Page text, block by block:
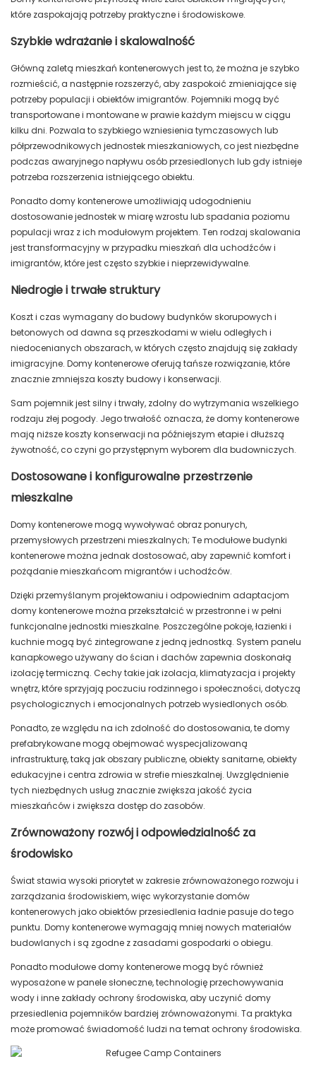
które zaspokajają potrzeby praktyczne i środowiskowe.
Szybkie wdrażanie i skalowalność
Główną zaletą mieszkań kontenerowych jest to, że można je szybko
rozmieścić, a następnie rozszerzyć, aby zaspokoić zmieniające się
potrzeby populacji i obiektów imigrantów. Pojemniki mogą być
transportowane i montowane w prawie każdym miejscu w ciągu
kilku dni. Pozwala to szybkiego wzniesienia tymczasowych lub
półprzewodnikowych jednostek mieszkaniowych, co jest niezbędne
podczas awaryjnego napływu osób przesiedlonych lub gdy istnieje
potrzeba rozszerzenia istniejącego obiektu.
Ponadto domy kontenerowe umożliwiają udogodnieniu
dostosowanie jednostek w miarę wzrostu lub spadania poziomu
populacji wraz z ich modułowym projektem. Ten rodzaj skalowania
jest transformacyjny w przypadku mieszkań dla uchodźców i
imigrantów, które jest często szybkie i nieprzewidywalne.
Niedrogie i trwałe struktury
Koszt i czas wymagany do budowy budynków skorupowych i
betonowych od dawna są przeszkodami w wielu odległych i
niedocenianych obszarach, w których często znajdują się zakłady
imigracyjne. Domy kontenerowe oferują tańsze rozwiązanie, które
znacznie zmniejsza koszty budowy i konserwacji.
Sam pojemnik jest silny i trwały, zdolny do wytrzymania wszelkiego
rodzaju złej pogody. Jego trwałość oznacza, że ​​domy kontenerowe
mają niższe koszty konserwacji na późniejszym etapie i dłuższą
żywotność, co czyni go przystępnym wyborem dla budowniczych.
Dostosowane i konfigurowalne przestrzenie
mieszkalne
Domy kontenerowe mogą wywoływać obraz ponurych,
przemysłowych przestrzeni mieszkalnych; Te modułowe budynki
kontenerowe można jednak dostosować, aby zapewnić komfort i
pożądanie mieszkańcom migrantów i uchodźców.
Dzięki przemyślanym projektowaniu i odpowiednim adaptacjom
domy kontenerowe można przekształcić w przestronne i w pełni
funkcjonalne jednostki mieszkalne. Poszczególne pokoje, łazienki i
kuchnie mogą być zintegrowane z jedną jednostką. System panelu
kanapkowego używany do ścian i dachów zapewnia doskonałą
izolację termiczną. Cechy takie jak izolacja, klimatyzacja i projekty
wnętrz, które sprzyjają poczuciu rodzinnego i społeczności, dotyczą
psychologicznych i emocjonalnych potrzeb wysiedlonych osób.
Ponadto, ze względu na ich zdolność do dostosowania, te domy
prefabrykowane mogą obejmować wyspecjalizowaną
infrastrukturę, taką jak obszary publiczne, obiekty sanitarne, obiekty
edukacyjne i centra zdrowia w strefie mieszkalnej. Uwzględnienie
tych niezbędnych usług znacznie zwiększa jakość życia
mieszkańców i zwiększa dostęp do zasobów.
Zrównoważony rozwój i odpowiedzialność za
środowisko
Świat stawia wysoki priorytet w zakresie zrównoważonego rozwoju i
zarządzania środowiskiem, więc wykorzystanie domów
kontenerowych jako obiektów przesiedlenia ładnie pasuje do tego
punktu. Domy kontenerowe wymagają mniej nowych materiałów
budowlanych i są zgodne z zasadami gospodarki o obiegu.
Ponadto modułowe domy kontenerowe mogą być również
wyposażone w panele słoneczne, technologię przechowywania
wody i inne zakłady ochrony środowiska, aby uczynić domy
przesiedlenia pojemników bardziej zrównoważonymi. Ta praktyka
może promować świadomość ludzi na temat ochrony środowiska.